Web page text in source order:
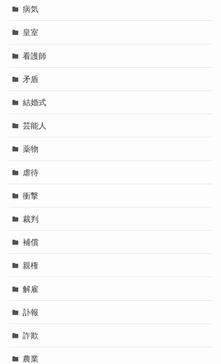
病気
皇室
看護師
矛盾
結婚式
芸能人
薬物
虐待
衝撃
裁判
補償
親権
解雇
訃報
詐欺
農業